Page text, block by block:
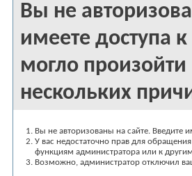
Вы не
имеете доступа
могло
нескольких
Вы не авторизованы на сайте. Введите
У вас недостаточно прав для
функциям администратора или к
Возможно, администратор отключил